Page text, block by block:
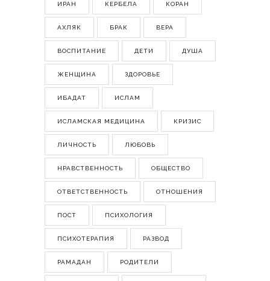
ИРАН КЕРБЕЛА КОРАН
АХЛЯК БРАК ВЕРА
ВОСПИТАНИЕ ДЕТИ ДУША
ЖЕНЩИНА ЗДОРОВЬЕ
ИБАДАТ ИСЛАМ
ИСЛАМСКАЯ МЕДИЦИНА КРИЗИС
ЛИЧНОСТЬ ЛЮБОВЬ
НРАВСТВЕННОСТЬ ОБЩЕСТВО
ОТВЕТСТВЕННОСТЬ ОТНОШЕНИЯ
ПОСТ ПСИХОЛОГИЯ
ПСИХОТЕРАПИЯ РАЗВОД
РАМАДАН РОДИТЕЛИ